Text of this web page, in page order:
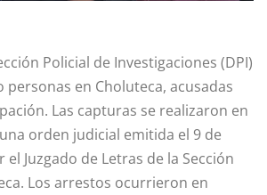
Policial de Investigaciones (DPI)
en Choluteca, acusadas
Las capturas se realizaron en
orden judicial emitida el 9 de
Juzgado de Letras de la Sección
Los arrestos ocurrieron en